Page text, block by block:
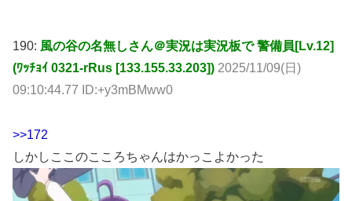
190: 風の谷の名無しさん＠実況は実況板で 警備員[Lv.12]
(ﾜｯﾁｮｲ 0321-rRus [133.155.33.203]) 2025/11/09(日)
09:10:44.77 ID:+y3mBMww0
>>172
しかしここのこころちゃんはかっこよかった